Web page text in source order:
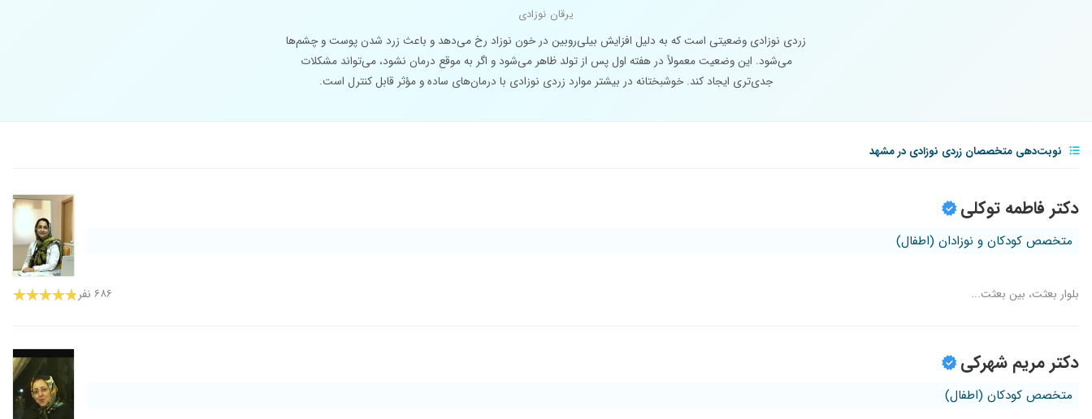
یرقان نوزادی
زردی نوزادی وضعیتی است که به دلیل افزایش بیلی‌روبین در خون نوزاد رخ می‌دهد و باعث زرد شدن پوست و چشم‌ها
می‌شود. این وضعیت معمولاً در هفته اول پس از تولد ظاهر می‌شود و اگر به موقع درمان نشود، می‌تواند مشکلات
جدی‌تری ایجاد کند. خوشبختانه در بیشتر موارد زردی نوزادی با درمان‌های ساده و مؤثر قابل کنترل است.
نوبت‌دهی متخصصان زردی نوزادی در مشهد
دکتر فاطمه توکلی
متخصص کودکان و نوزادان (اطفال)
بلوار بعثت، بین بعثت... ۶۸۶ نفر
دکتر مریم شهرکی
متخصص کودکان (اطفال)